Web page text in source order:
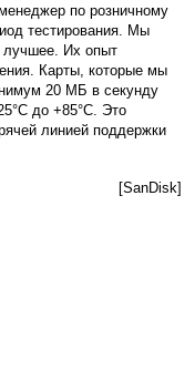
по розничному
тестирования. Мы
лучшее. Их опыт
Карты, которые мы
20 МБ в секунду
до +85°C. Это
линией поддержки
[SanDisk]